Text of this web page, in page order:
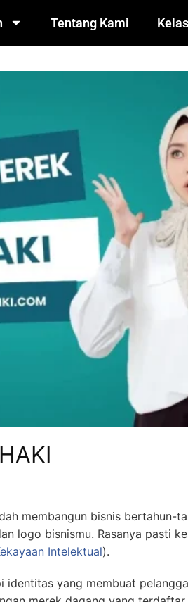
Tentang Kami
membangun bisnis bertahun-
logo bisnismu. Rasanya pasti
Intelektual).
yang membuat